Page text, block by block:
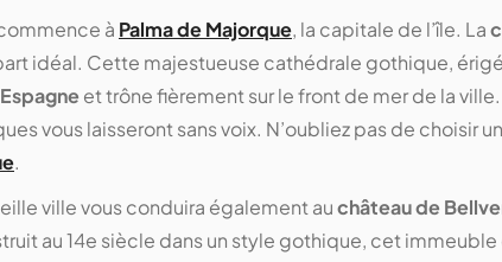
à Palma de Majorque, la capitale de l’île. La
idéal. Cette majestueuse cathédrale gothique,
Espagneet trône fièrement sur le front de mer de la
vous laisseront sans voix. N’oubliez pas de choisir
.
ville vous conduira également auchâteau de
au 14e siècle dans un style gothique, cet